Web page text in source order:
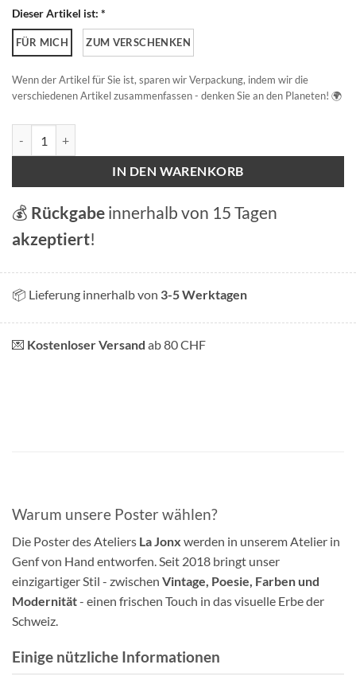
Dieser Artikel ist: *
FÜR MICH ZUM VERSCHENKEN
Wenn der Artikel für Sie ist, sparen wir Verpackung, indem wir die
verschiedenen Artikel zusammenfassen - denken Sie an den Planeten! 🌍
IN DEN WARENKORB
💰 Rückgabe innerhalb von 15 Tagen
akzeptiert!
📦 Lieferung innerhalb von 3-5 Werktagen
💌 Kostenloser Versand ab 80 CHF
Warum unsere Poster wählen?
Die Poster des Ateliers La Jonx werden in unserem Atelier in
Genf von Hand entworfen. Seit 2018 bringt unser
einzigartiger Stil - zwischen Vintage, Poesie, Farben und
Modernität- einen frischen Touch in das visuelle Erbe der
Schweiz.
Einige nützliche Informationen